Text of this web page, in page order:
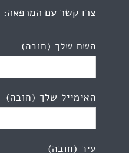
צרו קשר עם המרפאה:
השם שלך (חובה)
האימייל שלך (חובה)
עיר (חובה)